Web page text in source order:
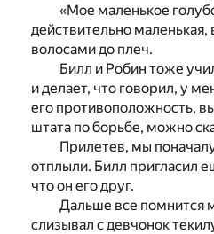
«Мое маленькое
действительно
волосами до плеч.
Билл и Робин тоже
и делает, что говорил, у
его противоположность,
штата по борьбе, можно
Прилетев, мы
отплыли. Билл пригласил
что он его друг.
Дальше все помнится
слизывал с девчонок